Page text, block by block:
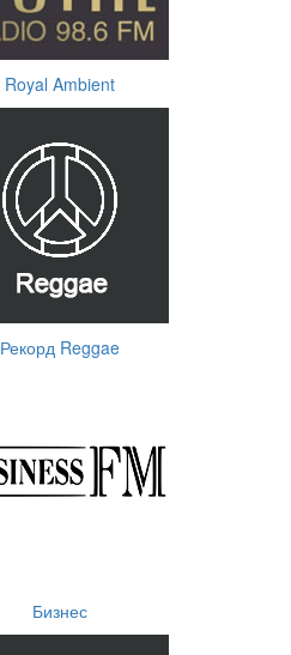
Royal Ambient
Рекорд Reggae
Бизнес